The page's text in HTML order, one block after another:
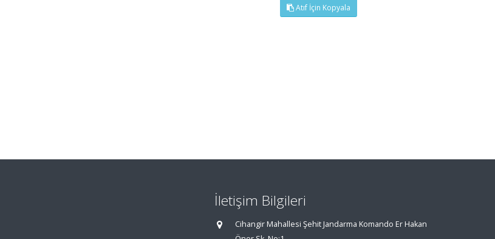
Atıf İçin Kopyala
İletişim Bilgileri
Cihangir Mahallesi Şehit Jandarma Komando Er Hakan